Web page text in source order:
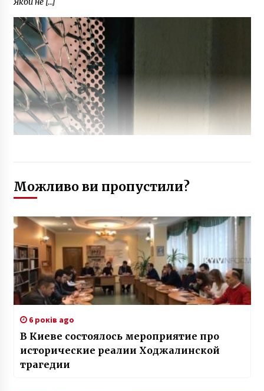
Можливо ви пропустили?
6 років ago
В Киеве состоялось мероприятие про
исторические реалии Ходжалинской
трагедии